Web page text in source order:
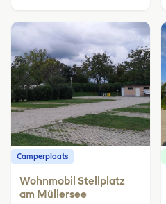
Camperplaats
Wohnmobil Stellplatz
am Müllersee